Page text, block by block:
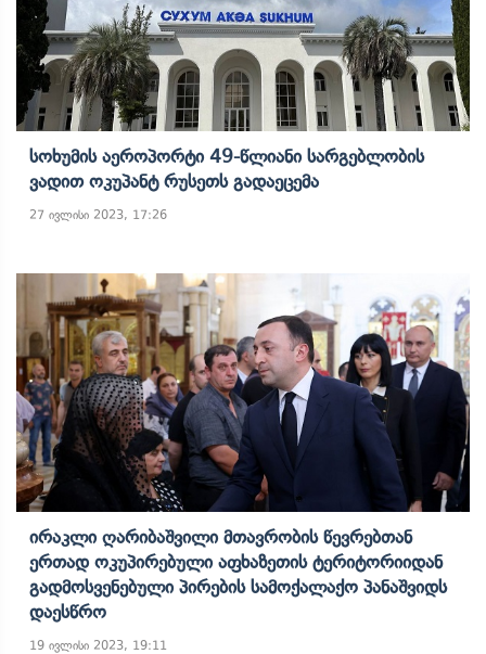
Სოხუმის Აეროპორტი 49-Წლიანი Სარგებლობის
Ვადით Ოკუპანტ Რუსეთს Გადაეცემა
27 ივლისი 2023, 17:26
Ირაკლი Ღარიბაშვილი Მთავრობის Წევრებთან
Ერთად Ოკუპირებული Აფხაზეთის Ტერიტორიიდან
Გადმოსვენებული Პირების Სამოქალაქო Პანაშვიდს
Დაესწრო
19 ივლისი 2023, 19:11